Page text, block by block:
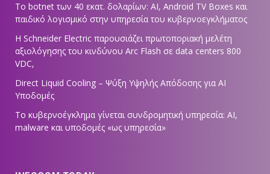
Το botnet των 40 εκατ. δολαρίων: AI, Android TV Boxes και
παιδικό λογισμικό στην υπηρεσία του κυβερνοεγκλήματος
Η Schneider Electric παρουσιάζει πρωτοποριακή μελέτη
αξιολόγησης του κινδύνου Arc Flash σε data centers 800
VDC,
Direct Liquid Cooling – Ψύξη Υψηλής Απόδοσης για AI
Υποδομές
Το κυβερνοέγκλημα γίνεται συνδρομητική υπηρεσία: AI,
malware και υποδομές «ως υπηρεσία»